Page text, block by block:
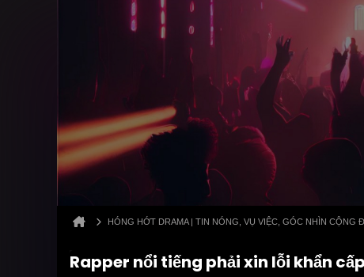
HÓNG HỚT DRAMA | TIN NÓNG, VỤ VIỆC, GÓC NHÌN CỘNG
Rapper nổi tiếng phải xin lỗi khẩn